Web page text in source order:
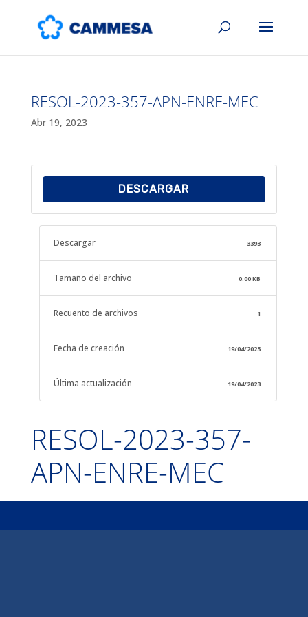
RESOL-2023-357-APN-ENRE-MEC
Abr 19, 2023
DESCARGAR
Descargar 3393
Tamaño del archivo 0.00 KB
Recuento de archivos 1
Fecha de creación 19/04/2023
Última actualización 19/04/2023
RESOL-2023-357-
APN-ENRE-MEC